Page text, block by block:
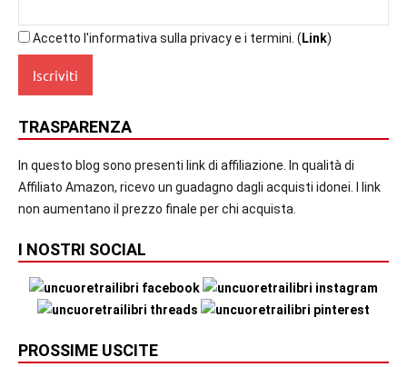
Accetto l'informativa sulla privacy e i termini. ( Link)
TRASPARENZA
In questo blog sono presenti link di affiliazione. In qualità di
Affiliato Amazon, ricevo un guadagno dagli acquisti idonei. I link
non aumentano il prezzo finale per chi acquista.
I NOSTRI SOCIAL
PROSSIME USCITE